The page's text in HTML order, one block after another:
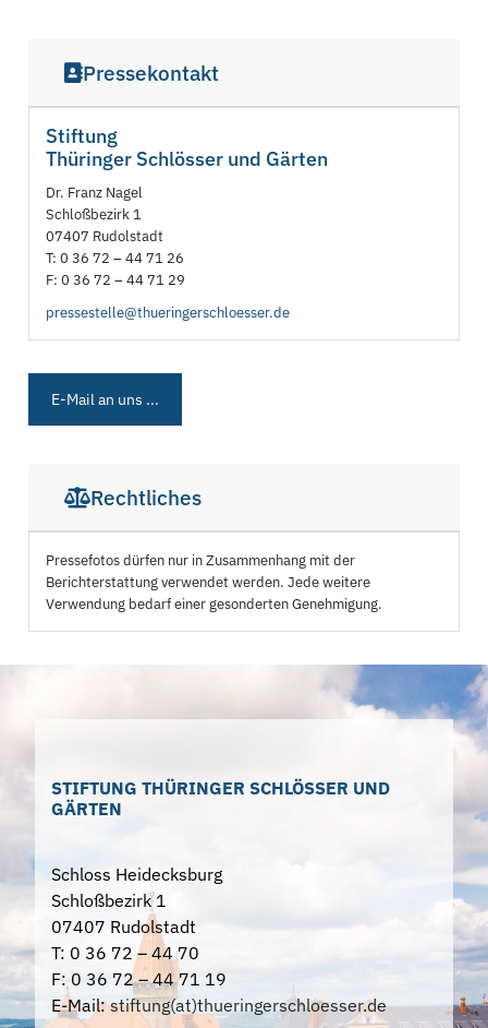
Pressekontakt
Stiftung
Thüringer Schlösser und Gärten
Dr. Franz Nagel
Schloßbezirk 1
07407 Rudolstadt
T: 0 36 72 – 44 71 26
F: 0 36 72 – 44 71 29
pressestelle@thueringerschloesser.de
E-Mail an uns ...
Rechtliches
Pressefotos dürfen nur in Zusammenhang mit der
Berichterstattung verwendet werden. Jede weitere
Verwendung bedarf einer gesonderten Genehmigung.
STIFTUNG THÜRINGER SCHLÖSSER UND
GÄRTEN
Schloss Heidecksburg
Schloßbezirk 1
07407 Rudolstadt
T: 0 36 72 – 44 70
F: 0 36 72 – 44 71 19
E-Mail:stiftung(at)thueringerschloesser.de